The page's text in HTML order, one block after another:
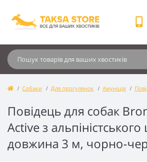
Собаки Для прогулянок Амуніція
Повідець для собак
Active з
довжина 3 м, чорно-